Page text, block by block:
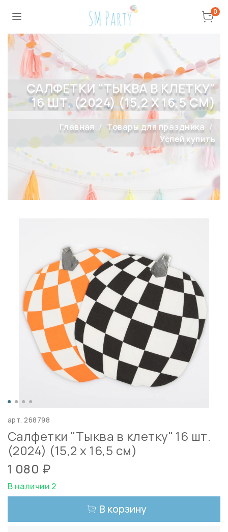
0
САЛФЕТКИ "ТЫКВА В КЛЕТКУ"
16 ШТ. (2024) (15,2 X 16,5 СМ)
Главная
Товары для праздника
Успей купить
арт.268798
Салфетки "Тыква в клетку" 16 шт.
(2024) (15,2 x 16,5 см)
1 080 ₽
В наличии 2
В корзину